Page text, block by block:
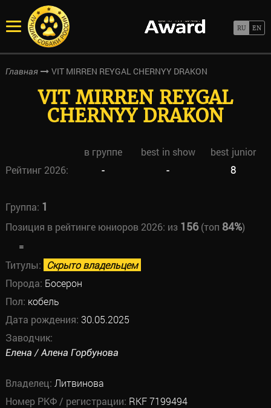
Главная VIT MIRREN REYGAL CHERNYY DRAKON
VIT MIRREN REYGAL
CHERNYY DRAKON
в группе best in show
best junior
Рейтинг 2026:
- - 8
Группа: 1
Позиция в рейтинге юниоров 2026: из 156(топ 84%)
=
Титулы: Скрыто владельцем
Порода: Босерон
Пол: кобель
Дата рождения: 30.05.2025
Заводчик:
Елена / Алена Горбунова
Владелец: Литвинова
Номер РКФ / регистрации: RKF 7199494